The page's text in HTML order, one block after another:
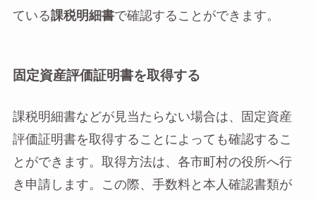
ている課税明細書で確認することができます。
固定資産評価証明書を取得する
課税明細書などが見当たらない場合は、固定資産
評価証明書を取得することによっても確認するこ
とができます。取得方法は、各市町村の役所へ行
き申請します。この際、手数料と本人確認書類が